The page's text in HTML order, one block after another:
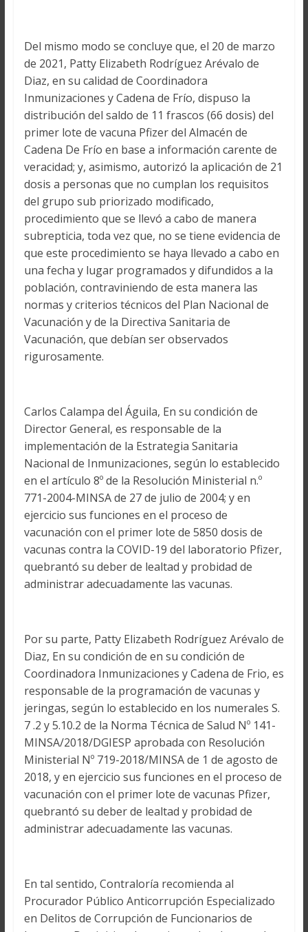
Del mismo modo se concluye que, el 20 de marzo
de 2021, Patty Elizabeth Rodríguez Arévalo de
Diaz, en su calidad de Coordinadora
Inmunizaciones y Cadena de Frío, dispuso la
distribución del saldo de 11 frascos (66 dosis) del
primer lote de vacuna Pfizer del Almacén de
Cadena De Frío en base a información carente de
veracidad; y, asimismo, autorizó la aplicación de 21
dosis a personas que no cumplan los requisitos
del grupo sub priorizado modificado,
procedimiento que se llevó a cabo de manera
subrepticia, toda vez que, no se tiene evidencia de
que este procedimiento se haya llevado a cabo en
una fecha y lugar programados y difundidos a la
población, contraviniendo de esta manera las
normas y criterios técnicos del Plan Nacional de
Vacunación y de la Directiva Sanitaria de
Vacunación, que debían ser observados
rigurosamente.
Carlos Calampa del Águila, En su condición de
Director General, es responsable de la
implementación de la Estrategia Sanitaria
Nacional de Inmunizaciones, según lo establecido
en el artículo 8º de la Resolución Ministerial n.º
771-2004-MINSA de 27 de julio de 2004; y en
ejercicio sus funciones en el proceso de
vacunación con el primer lote de 5850 dosis de
vacunas contra la COVID-19 del laboratorio Pfizer,
quebrantó su deber de lealtad y probidad de
administrar adecuadamente las vacunas.
Por su parte, Patty Elizabeth Rodríguez Arévalo de
Diaz, En su condición de en su condición de
Coordinadora Inmunizaciones y Cadena de Frio, es
responsable de la programación de vacunas y
jeringas, según lo establecido en los numerales S.
7 .2 y 5.10.2 de la Norma Técnica de Salud Nº 141-
MINSA/2018/DGIESP aprobada con Resolución
Ministerial Nº 719-2018/MINSA de 1 de agosto de
2018, y en ejercicio sus funciones en el proceso de
vacunación con el primer lote de vacunas Pfizer,
quebrantó su deber de lealtad y probidad de
administrar adecuadamente las vacunas.
En tal sentido, Contraloría recomienda al
Procurador Público Anticorrupción Especializado
en Delitos de Corrupción de Funcionarios de